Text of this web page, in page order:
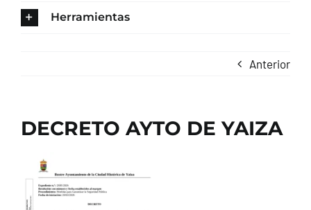
CONTACTO
Herramientas
Anterior
DECRETO AYTO DE YAIZA